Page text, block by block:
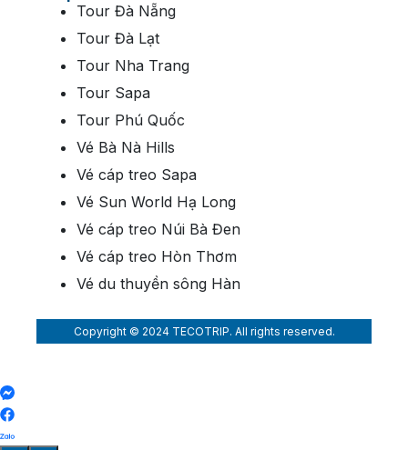
Tour Đà Nẵng
Tour Đà Lạt
Tour Nha Trang
Tour Sapa
Tour Phú Quốc
Vé Bà Nà Hills
Vé cáp treo Sapa
Vé Sun World Hạ Long
Vé cáp treo Núi Bà Đen
Vé cáp treo Hòn Thơm
Vé du thuyền sông Hàn
Copyright © 2024 TECOTRIP. All rights reserved.